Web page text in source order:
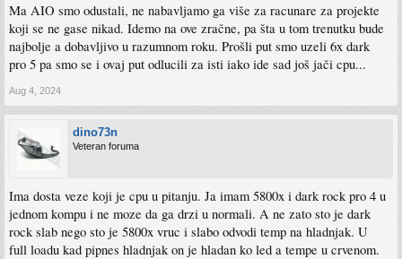
Ma AIO smo odustali, ne nabavljamo ga više za racunare za projekte
koji se ne gase nikad. Idemo na ove zračne, pa šta u tom trenutku bude
najbolje a dobavljivo u razumnom roku. Prošli put smo uzeli 6x dark
pro 5 pa smo se i ovaj put odlucili za isti iako ide sad još jači cpu...
Aug 4, 2024
dino73n
Veteran foruma
Ima dosta veze koji je cpu u pitanju. Ja imam 5800x i dark rock pro 4 u
jednom kompu i ne moze da ga drzi u normali. A ne zato sto je dark
rock slab nego sto je 5800x vruc i slabo odvodi temp na hladnjak. U
full loadu kad pipnes hladnjak on je hladan ko led a tempe u crvenom.